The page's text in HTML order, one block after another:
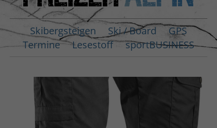
Skibergsteigen Ski / Board
GPS
Termine
Lesestoff sportBUSINESS